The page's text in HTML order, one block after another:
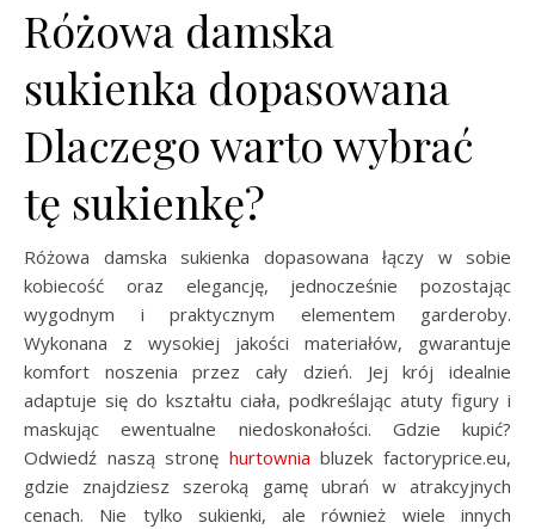
Różowa damska
sukienka dopasowana
Dlaczego warto wybrać
tę sukienkę?
Różowa damska sukienka dopasowana łączy w sobie
kobiecość oraz elegancję, jednocześnie pozostając
wygodnym i praktycznym elementem garderoby.
Wykonana z wysokiej jakości materiałów, gwarantuje
komfort noszenia przez cały dzień. Jej krój idealnie
adaptuje się do kształtu ciała, podkreślając atuty figury i
maskując ewentualne niedoskonałości. Gdzie kupić?
Odwiedź naszą stronę hurtownia bluzek factoryprice.eu,
gdzie znajdziesz szeroką gamę ubrań w atrakcyjnych
cenach. Nie tylko sukienki, ale również wiele innych